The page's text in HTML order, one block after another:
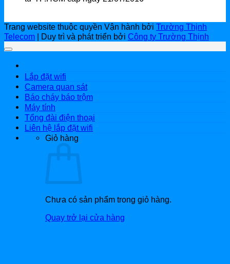
Trang website thuộc quyền Vận hành bởi Trường Thịnh
Telecom | Duy trì và phát triển bởi Công ty Trường Thịnh
Lắp đặt wifi
Camera quan sát
Báo cháy báo trộm
Máy tính
Tổng đài điện thoại
Liên hệ lắp đặt wifi
Giỏ hàng
Chưa có sản phẩm trong giỏ hàng.
Quay trở lại cửa hàng